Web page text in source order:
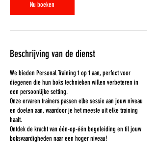
Nu boeken
Beschrijving van de dienst
We bieden Personal Training 1 op 1 aan, perfect voor
diegenen die hun boks technieken willen verbeteren in
een persoonlijke setting.
Onze ervaren trainers passen elke sessie aan jouw niveau
en doelen aan, waardoor je het meeste uit elke training
haalt.
Ontdek de kracht van één-op-één begeleiding en til jouw
boksvaardigheden naar een hoger niveau!